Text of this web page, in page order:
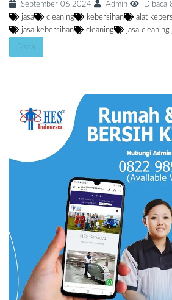
September 06,2024 Admin
Dibaca
jasa
cleaning kebersihan alat
jasa kebersihan
cleaning jasa cleaning
Baca